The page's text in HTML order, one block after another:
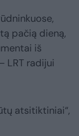
pačią dieną,
iš
LRT radijui
atsitiktiniai“,